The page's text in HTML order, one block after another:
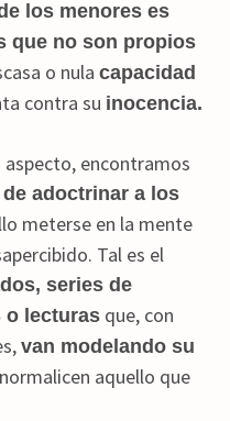
los menores es
que no son propios
o nula capacidad
contra su inocencia.
encontramos
adoctrinar a los
meterse en la mente
Tal es el
series de
o lecturas que, con
van modelando su
aquello que